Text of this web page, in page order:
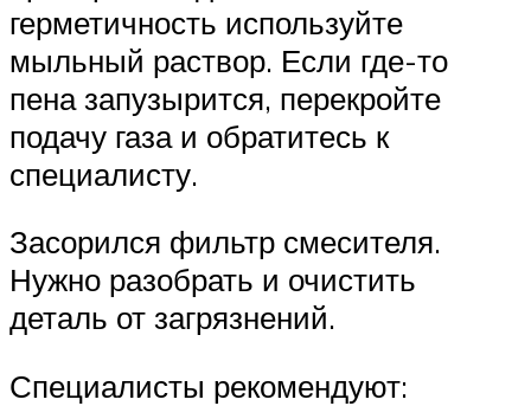
герметичность используйте
мыльный раствор. Если где-то
пена запузырится, перекройте
подачу газа и обратитесь к
специалисту.
Засорился фильтр смесителя.
Нужно разобрать и очистить
деталь от загрязнений.
Специалисты рекомендуют: